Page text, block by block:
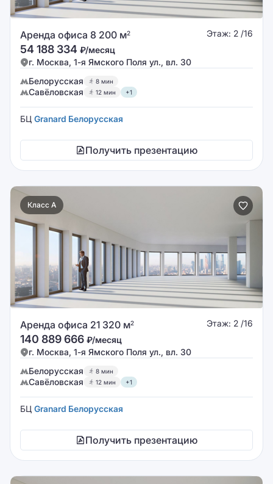
Аренда офиса 8 200 м2 Этаж: 2 /16
54 188 334 ₽/месяц
г. Москва, 1-я Ямского Поля ул., вл. 30
Белорусская
8 мин
Савёловская 12 мин +1
БЦ Granard Белорусская
Получить презентацию
Класс A
Аренда офиса 21 320 м2 Этаж: 2 /16
140 889 666 ₽/месяц
г. Москва, 1-я Ямского Поля ул., вл. 30
Белорусская
8 мин
Савёловская 12 мин +1
БЦ Granard Белорусская
Получить презентацию